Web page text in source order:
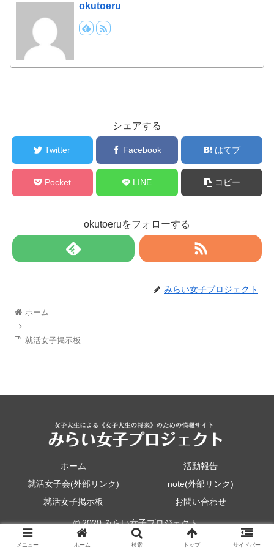
okutoeru
シェアする
Twitter Facebook はてブ
Pocket LINE コピー
okutoeruをフォローする
みらい女子プロジェクト
ホーム
就活女子掲示板
ホーム
活動報告
就活女子会(外部リンク)
note(外部リンク)
就活女子掲示板
お問い合わせ
© 2020 みらい女子プロジェクト.
メニュー ホーム 検索 トップ サイドバー